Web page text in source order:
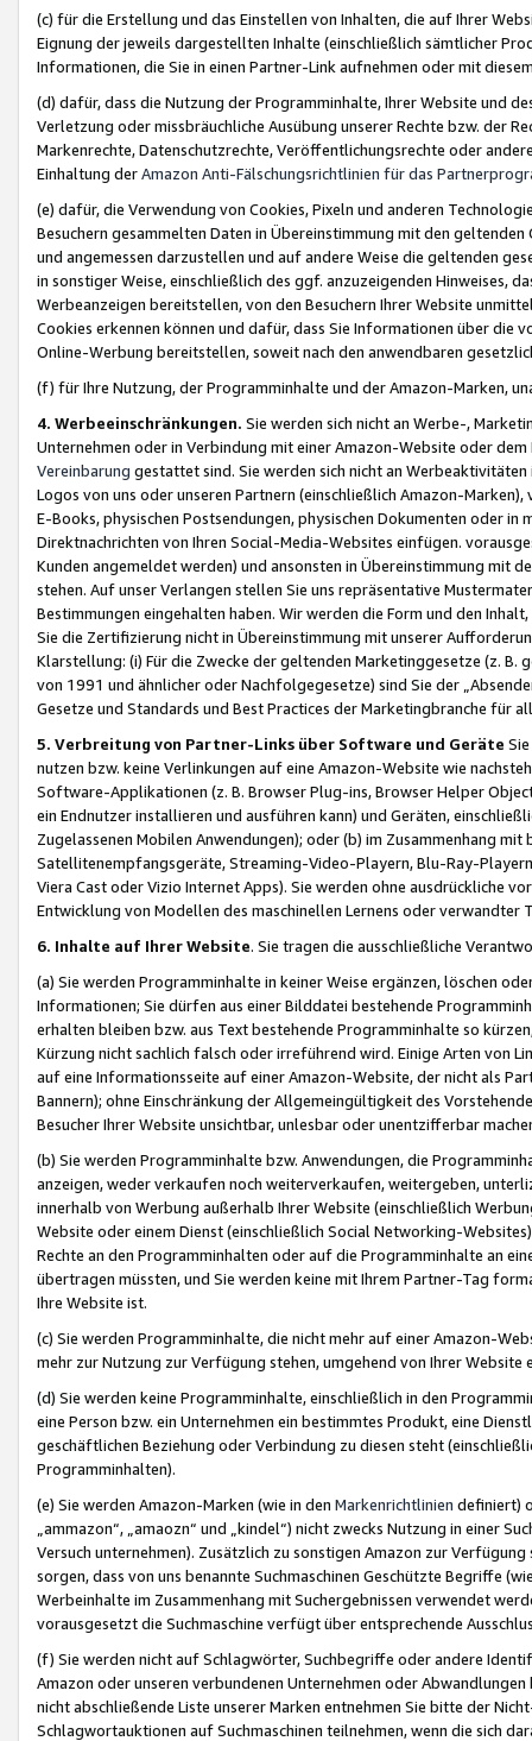
(c) für die Erstellung und das Einstellen von Inhalten, die auf Ihrer
Eignung der jeweils dargestellten Inhalte (einschließlich sämtlicher
Informationen, die Sie in einen Partner-Link aufnehmen oder mit
(d) dafür, dass die Nutzung der Programminhalte, Ihrer Website und
Verletzung oder missbräuchliche Ausübung unserer Rechte bzw. der
Markenrechte, Datenschutzrechte, Veröffentlichungsrechte oder
Einhaltung derAmazon Anti-Fälschungsrichtlinien für das
(e) dafür, die Verwendung von Cookies, Pixeln und anderen
Besuchern gesammelten Daten in Übereinstimmung mit den
und angemessen darzustellen und auf andere Weise die geltenden
in sonstiger Weise, einschließlich des ggf. anzuzeigenden Hinweises,
Werbeanzeigen bereitstellen, von den Besuchern Ihrer Website
Cookies erkennen können und dafür, dass Sie Informationen über die
Online-Werbung bereitstellen, soweit nach den anwendbaren
(f) für Ihre Nutzung, der Programminhalte und der Amazon-Marken,
4. Werbeeinschränkungen. Sie werden sich nicht an Werbe-,
Unternehmen oder in Verbindung mit einer Amazon-Website oder
Vereinbarung gestattet sind. Sie werden sich nicht an
Logos von uns oder unseren Partnern (einschließlich Amazon-
E-Books, physischen Postsendungen, physischen Dokumenten oder in
Direktnachrichten von Ihren Social-Media-Websites einfügen.
Kunden angemeldet werden) und ansonsten in Übereinstimmung mit
stehen. Auf unser Verlangen stellen Sie uns repräsentative
Bestimmungen eingehalten haben. Wir werden die Form und den
Sie die Zertifizierung nicht in Übereinstimmung mit unserer
Klarstellung: (i) Für die Zwecke der geltenden Marketinggesetze (z. B.
von 1991 und ähnlicher oder Nachfolgegesetze) sind Sie der
Gesetze und Standards und Best Practices der Marketingbranche für
5. Verbreitung von Partner-Links über Software und Geräte
nutzen bzw. keine Verlinkungen auf eine Amazon-Website wie
Software-Applikationen (z. B. Browser Plug-ins, Browser Helper
ein Endnutzer installieren und ausführen kann) und Geräten,
Zugelassenen Mobilen Anwendungen); oder (b) im Zusammenhang
Satellitenempfangsgeräte, Streaming-Video-Playern, Blu-Ray-
Viera Cast oder Vizio Internet Apps). Sie werden ohne ausdrückliche
Entwicklung von Modellen des maschinellen Lernens oder
6. Inhalte auf Ihrer Website. Sie tragen die ausschließliche
(a) Sie werden Programminhalte in keiner Weise ergänzen, löschen
Informationen; Sie dürfen aus einer Bilddatei bestehende
erhalten bleiben bzw. aus Text bestehende Programminhalte so
Kürzung nicht sachlich falsch oder irreführend wird. Einige Arten von
auf eine Informationsseite auf einer Amazon-Website, der nicht als
Bannern); ohne Einschränkung der Allgemeingültigkeit des
Besucher Ihrer Website unsichtbar, unlesbar oder unentzifferbar
(b) Sie werden Programminhalte bzw. Anwendungen, die
anzeigen, weder verkaufen noch weiterverkaufen, weitergeben,
innerhalb von Werbung außerhalb Ihrer Website (einschließlich
Website oder einem Dienst (einschließlich Social Networking-
Rechte an den Programminhalten oder auf die Programminhalte an
übertragen müssten, und Sie werden keine mit Ihrem Partner-Tag
Ihre Website ist.
(c) Sie werden Programminhalte, die nicht mehr auf einer Amazon-
mehr zur Nutzung zur Verfügung stehen, umgehend von Ihrer
(d) Sie werden keine Programminhalte, einschließlich in den
eine Person bzw. ein Unternehmen ein bestimmtes Produkt, eine
geschäftlichen Beziehung oder Verbindung zu diesen steht
Programminhalten).
(e) Sie werden Amazon-Marken (wie in den Markenrichtlinien definiert)
„ammazon“, „amaozn“ und „kindel“) nicht zwecks Nutzung in einer
Versuch unternehmen). Zusätzlich zu sonstigen Amazon zur
sorgen, dass von uns benannte Suchmaschinen Geschützte Begriffe
Werbeinhalte im Zusammenhang mit Suchergebnissen verwendet
vorausgesetzt die Suchmaschine verfügt über entsprechende
(f) Sie werden nicht auf Schlagwörter, Suchbegriffe oder andere
Amazon oder unseren verbundenen Unternehmen oder
nicht abschließende Liste unserer Marken entnehmen Sie bitte der
Schlagwortauktionen auf Suchmaschinen teilnehmen, wenn die sich